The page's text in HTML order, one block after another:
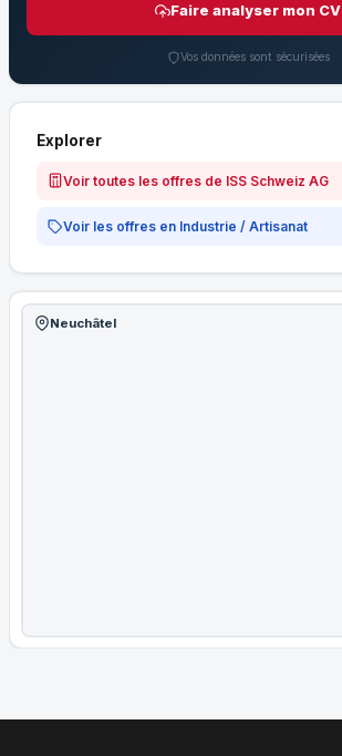
Faire analyser mon CV
Vos données sont sécurisées
Explorer
Voir toutes les offres de ISS Schweiz AG
Voir les offres en Industrie / Artisanat
Neuchâtel